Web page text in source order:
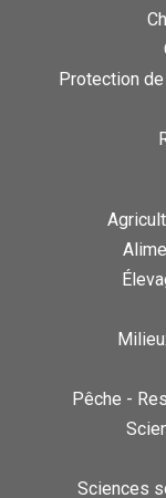
Protection
Pêche -
Sciences